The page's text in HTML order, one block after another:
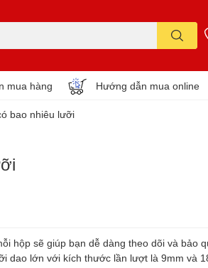
mua hàng Hướng dẫn mua online
bao nhiêu lưỡi
hộp sẽ giúp bạn dễ dàng theo dõi và bảo
lớn với kích thước lần lượt là 9mm và